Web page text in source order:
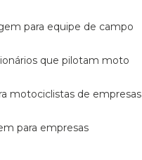
para equipe de campo
que pilotam moto
motociclistas de empresas
para empresas